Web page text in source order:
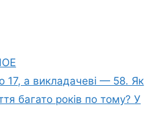
17, а викладачеві — 58. Як
багато років по тому? У